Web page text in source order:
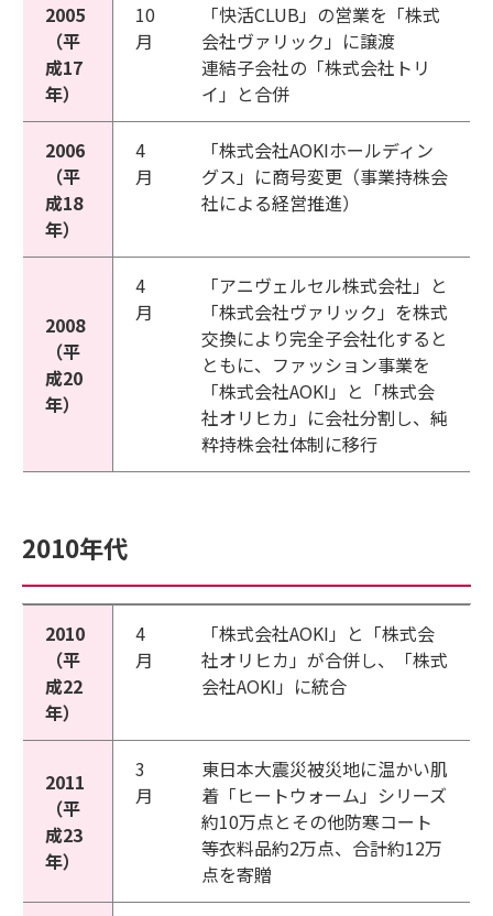
2005
（平
成17
年）
10
月
「快活CLUB」の営業を「株式
会社ヴァリック」に譲渡
連結子会社の「株式会社トリ
イ」と合併
2006
（平
成18
年）
4
月
「株式会社AOKIホールディン
グス」に商号変更（事業持株会
社による経営推進）
2008
（平
成20
年）
4
月
「アニヴェルセル株式会社」と
「株式会社ヴァリック」を株式
交換により完全子会社化すると
ともに、ファッション事業を
「株式会社AOKI」と「株式会
社オリヒカ」に会社分割し、純
粋持株会社体制に移行
2010年代
2010
（平
成22
年）
4
月
「株式会社AOKI」と「株式会
社オリヒカ」が合併し、「株式
会社AOKI」に統合
2011
（平
成23
年）
3
月
東日本大震災被災地に温かい肌
着「ヒートウォーム」シリーズ
約10万点とその他防寒コート
等衣料品約2万点、合計約12万
点を寄贈